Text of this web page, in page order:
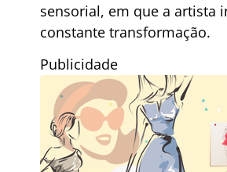
sensorial, em que a artista
constante transformação.
Publicidade